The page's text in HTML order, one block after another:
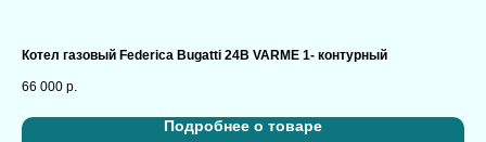
Котел газовый Federica Bugatti 24В VARME 1- контурный
66 000 р.
Подробнее о товаре